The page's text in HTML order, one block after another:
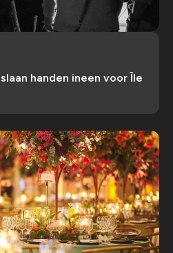
handen ineen voor Île